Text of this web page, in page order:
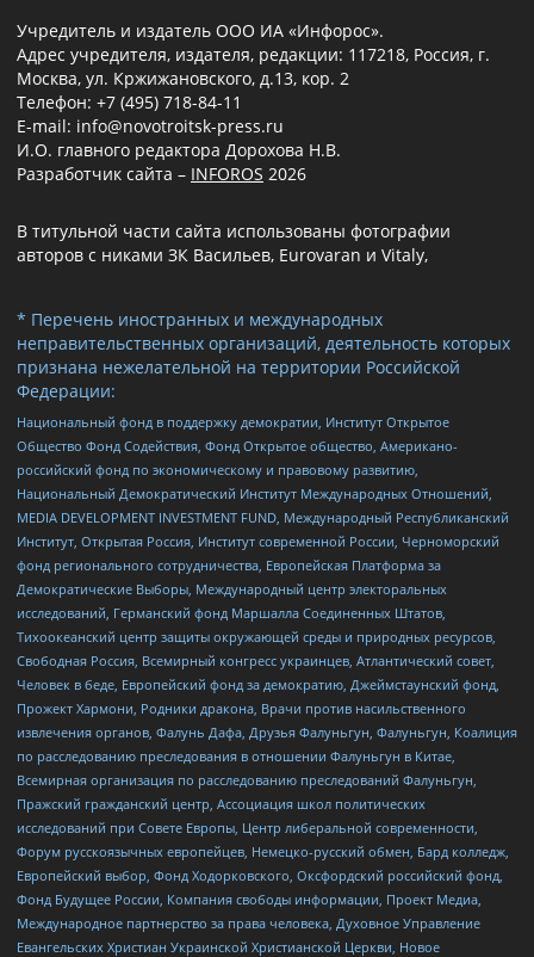
Учредитель и издатель ООО ИА «Инфорос».
Адрес учредителя, издателя, редакции: 117218, Россия, г.
Москва, ул. Кржижановского, д.13, кор. 2
Телефон: +7 (495) 718-84-11
E-mail: info@novotroitsk-press.ru
И.О. главного редактора Дорохова Н.В.
Разработчик сайта – INFOROS 2026
В титульной части сайта использованы фотографии
авторов с никами ЗК Васильев, Eurovaran и Vitaly,
* Перечень иностранных и международных
неправительственных организаций, деятельность которых
признана нежелательной на территории Российской
Федерации:
Национальный фонд в поддержку демократии, Институт Открытое
Общество Фонд Содействия, Фонд Открытое общество, Американо-
российский фонд по экономическому и правовому развитию,
Национальный Демократический Институт Международных Отношений,
MEDIA DEVELOPMENT INVESTMENT FUND, Международный Республиканский
Институт, Открытая Россия, Институт современной России, Черноморский
фонд регионального сотрудничества, Европейская Платформа за
Демократические Выборы, Международный центр электоральных
исследований, Германский фонд Маршалла Соединенных Штатов,
Тихоокеанский центр защиты окружающей среды и природных ресурсов,
Свободная Россия, Всемирный конгресс украинцев, Атлантический совет,
Человек в беде, Европейский фонд за демократию, Джеймстаунский фонд,
Прожект Хармони, Родники дракона, Врачи против насильственного
извлечения органов, Фалунь Дафа, Друзья Фалуньгун, Фалуньгун, Коалиция
по расследованию преследования в отношении Фалуньгун в Китае,
Всемирная организация по расследованию преследований Фалуньгун,
Пражский гражданский центр, Ассоциация школ политических
исследований при Совете Европы, Центр либеральной современности,
Форум русскоязычных европейцев, Немецко-русский обмен, Бард колледж,
Европейский выбор, Фонд Ходорковского, Оксфордский российский фонд,
Фонд Будущее России, Компания свободы информации, Проект Медиа,
Международное партнерство за права человека, Духовное Управление
Евангельских Христиан Украинской Христианской Церкви, Новое